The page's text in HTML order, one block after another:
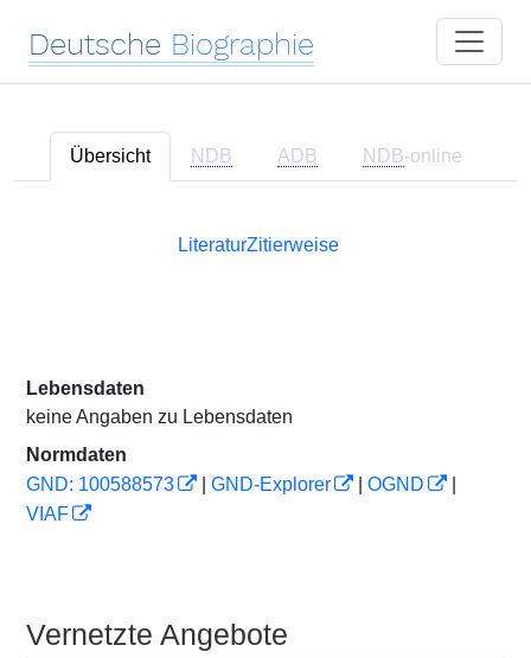
Deutsche Biographie
Übersicht NDB ADB NDB-online
LiteraturZitierweise
Lebensdaten
keine Angaben zu Lebensdaten
Normdaten
GND: 100588573
GND-Explorer OGND
VIAF
Vernetzte Angebote